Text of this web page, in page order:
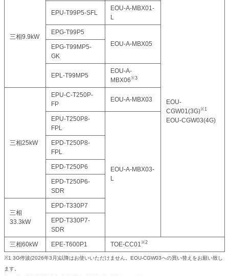
三相9.9kW
EOU-
CGW01(3G)※1
EOU-CGW03(4G)
EPU-T99P5-SFL
EOU-A-MBX01-
L
EPG-T99P5
EOU-A-MBX05
EPG-T99MP5-
GK
EPL-T99MP5
EOU-A-
MBX06※3
三相25kW
EPU-C-T250P-
FP
EOU-A-MBX03
EPU-T250P8-
FPL
EOU-A-MBX03-
L
EPD-T250P8-
FPL
EPD-T250P6
EPD-T250P6-
SDR
三相
33.3kW
EPD-T330P7
EPD-T330P7-
SDR
三相60kW EPE-T600P1 TOE-CC01※2
※1 3G停波(2026年3月)以降はお使いいただけません。EOU-CGW03への買い替えをお願い致し
ます。